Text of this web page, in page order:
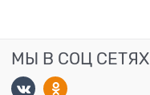
МЫ В СОЦ СЕТЯХ